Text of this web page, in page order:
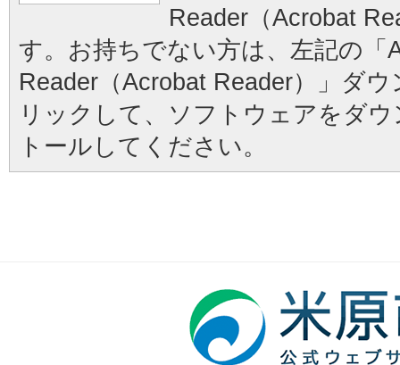
Reader（Acrobat
す。お持ちでない方は、左記の「
Reader（Acrobat Reader）」ダ
リックして、ソフトウェアをダ
トールしてください。